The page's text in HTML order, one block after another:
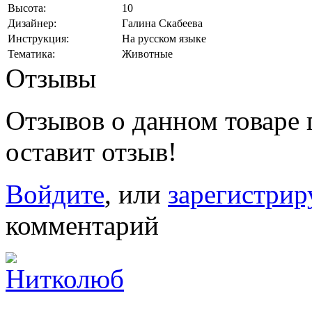
Высота:
10
Дизайнер:
Галина Скабеева
Инструкция:
На русском языке
Тематика:
Животные
Отзывы
Отзывов о данном товаре
оставит отзыв!
Войдите, или
комментарий